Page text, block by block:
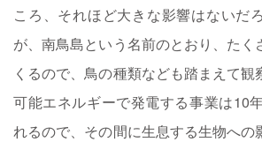
ころ、それほど大きな影響はないだ
が、南鳥島という名前のとおり、たく
くるので、鳥の種類なども踏まえて
可能エネルギーで発電する事業は10
れるので、その間に生息する生物への